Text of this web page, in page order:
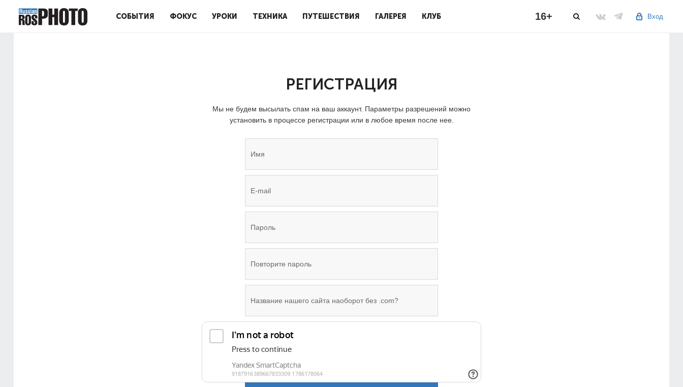
СОБЫТИЯ ФОКУС УРОКИ ТЕХНИКА ПУТЕШЕСТВИЯ ГАЛЕРЕЯ КЛУБ Вход
16+
РЕГИСТРАЦИЯ
Мы не будем высылать спам на ваш аккаунт. Параметры разрешений можно
установить в процессе регистрации или в любое время после нее.